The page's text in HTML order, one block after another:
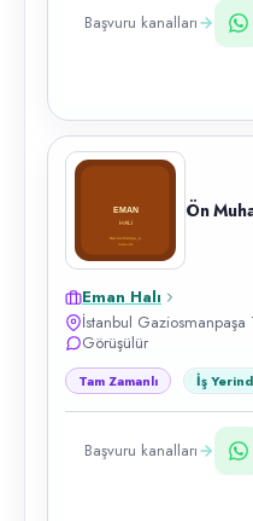
Başvuru kanalları
Ön
Eman Halı
İstanbul Gaziosmanpaşa
Görüşülür
Tam Zamanlı İş
Başvuru kanalları